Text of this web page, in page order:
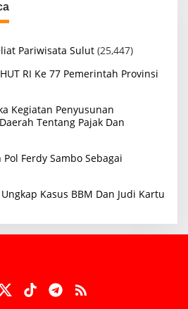
Pariwisata Sulut (25,447)
RI Ke 77 Pemerintah Provinsi
Kegiatan Penyusunan
Tentang Pajak Dan
Ferdy Sambo Sebagai
Kasus BBM Dan Judi Kartu